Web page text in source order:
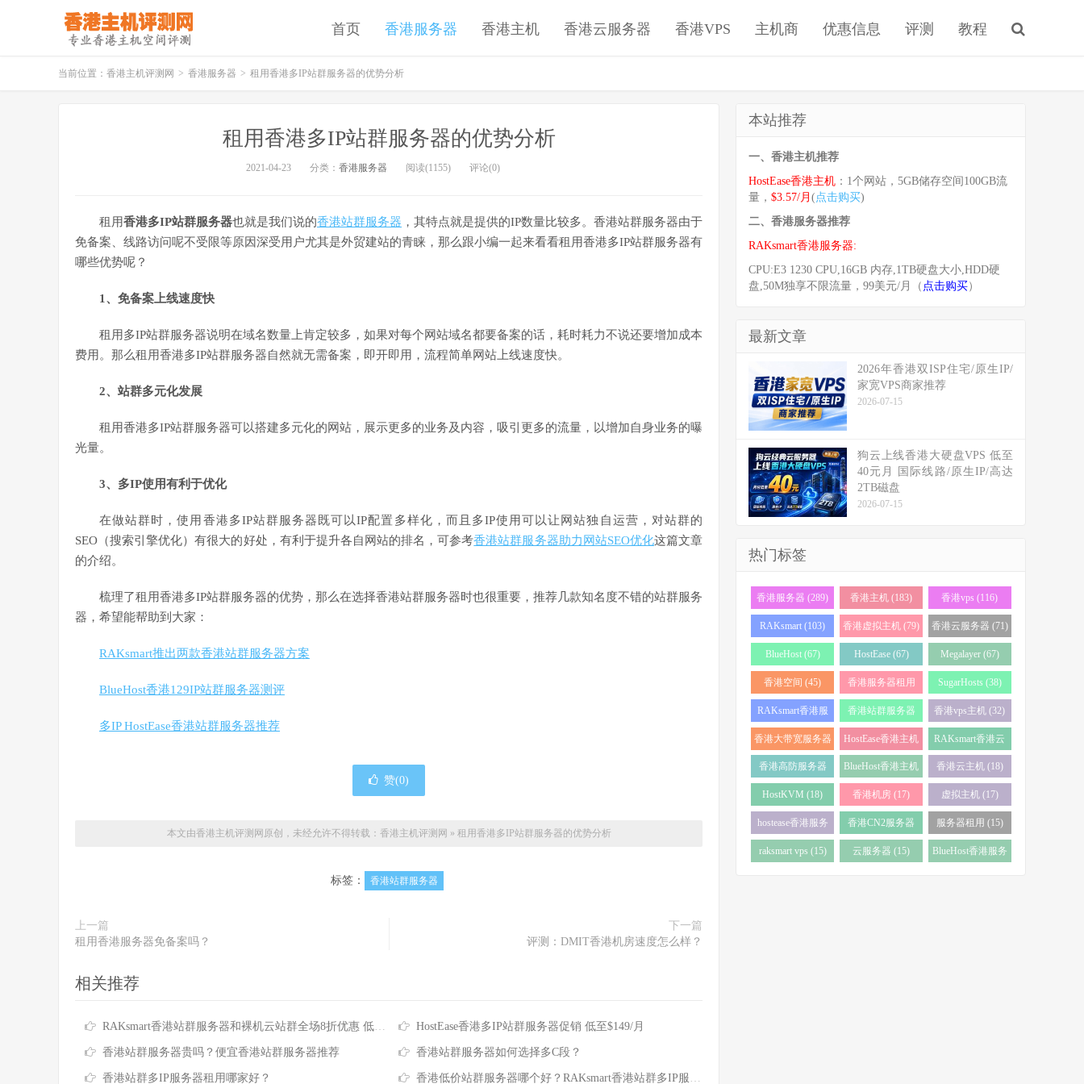
首页 香港服务器 香港主机 香港云服务器 香港VPS 主机商 优惠信息 评测 教程
当前位置： 香港主机评测网 > 香港服务器 > 租用香港多IP站群服务器的优势分析
租用香港多IP站群服务器的优势分析
2021-04-23 分类： 香港服务器 阅读(1155) 评论(0)
租用香港多IP站群服务器也就是我们说的香港站群服务器 ，其特点就是提供的IP数量比较多。香港站群服务器由于
免备案、线路访问呢不受限等原因深受用户尤其是外贸建站的青睐，那么跟小编一起来看看租用香港多IP站群服务器有
哪些优势呢？
1、免备案上线速度快
租用多IP站群服务器说明在域名数量上肯定较多，如果对每个网站域名都要备案的话，耗时耗力不说还要增加成本
费用。那么租用香港多IP站群服务器自然就无需备案，即开即用，流程简单网站上线速度快。
2、站群多元化发展
租用香港多IP站群服务器可以搭建多元化的网站，展示更多的业务及内容，吸引更多的流量，以增加自身业务的曝
光量。
3、多IP使用有利于优化
在做站群时，使用香港多IP站群服务器既可以IP配置多样化，而且多IP使用可以让网站独自运营，对站群的
SEO（搜索引擎优化）有很大的好处，有利于提升各自网站的排名，可参考香港站群服务器助力网站SEO优化这篇文章
的介绍。
梳理了租用香港多IP站群服务器的优势，那么在选择香港站群服务器时也很重要，推荐几款知名度不错的站群服务
器，希望能帮助到大家：
RAKsmart推出两款香港站群服务器方案
BlueHost香港129IP站群服务器测评
多IP HostEase香港站群服务器推荐
赞(0)
本文由香港主机评测网原创，未经允许不得转载： 香港主机评测网 » 租用香港多IP站群服务器的优势分析
标签： 香港站群服务器
上一篇
租用香港服务器免备案吗？
下一篇
评测：DMIT香港机房速度怎么样？
相关推荐
RAKsmart香港站群服务器和裸机云站群全场8折优惠 低至$179.88/月 HostEase香港多IP站群服务器促销 低至$149/月
香港站群服务器贵吗？便宜香港站群服务器推荐 香港站群服务器如何选择多C段？
香港站群多IP服务器租用哪家好？ 香港低价站群服务器哪个好？RAKsmart香港站群多IP服务器租用推荐
本站推荐
一、香港主机推荐
HostEase香港主机 ：1个网站，5GB储存空间100GB流
量， $3.57/月 ( 点击购买)
二、香港服务器推荐
RAKsmart香港服务器:
CPU:E3 1230 CPU,16GB 内存,1TB硬盘大小,HDD硬
盘,50M独享不限流量，99美元/月（ 点击购买）
最新文章
2026年香港双ISP住宅/原生IP/
家宽VPS商家推荐
2026-07-15
狗云上线香港大硬盘VPS 低至
40元月 国际线路/原生IP/高达
2TB磁盘
2026-07-15
热门标签
香港服务器 (289) 香港主机 (183) 香港vps (116)
RAKsmart (103) 香港虚拟主机 (79) 香港云服务器 (71)
BlueHost (67) HostEase (67) Megalayer (67)
香港空间 (45)
香港服务器租用
(43)
SugarHosts (38)
RAKsmart香港服
务器 (38)
香港站群服务器
(34)
香港vps主机 (32)
香港大带宽服务器
(32)
HostEase香港主机
(28)
RAKsmart香港云
服务器 (23)
香港高防服务器
(22)
BlueHost香港主机
(21)
香港云主机 (18)
HostKVM (18) 香港机房 (17) 虚拟主机 (17)
hostease香港服务
器 (17)
香港CN2服务器
(17)
服务器租用 (15)
raksmart vps (15) 云服务器 (15)
BlueHost香港服务